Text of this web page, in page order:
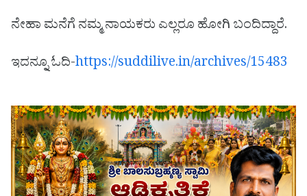
ನೇಹಾ ಮನೆಗೆ ನಮ್ಮ ನಾಯಕರು ಎಲ್ಲರೂ ಹೋಗಿ ಬಂದಿದ್ದಾರೆ.
ಇದನ್ನೂ ಓದಿ-https://suddilive.in/archives/15483